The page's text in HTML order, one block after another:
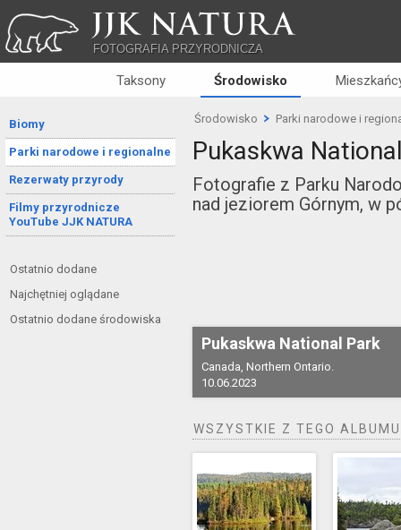
JJK NATURA
FOTOGRAFIA PRZYRODNICZA
Taksony Środowisko
Biomy
Parki narodowe i regionalne
Rezerwaty przyrody
Filmy przyrodnicze
YouTube JJK NATURA
Ostatnio dodane
Najchętniej oglądane
Ostatnio dodane środowiska
Środowisko Parki narodowe i
Pukaskwa
Fotografie z Parku
nad jeziorem Górnym, w
Pukaskwa National Park
Canada, Northern Ontario.
10.06.2023
WSZYSTKIE Z TEGO ALBUMU